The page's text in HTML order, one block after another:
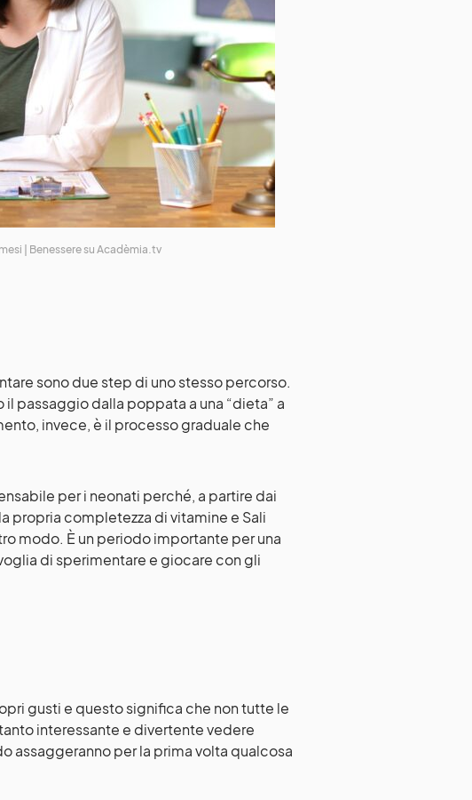
| Benessere su Acadèmia.tv
sono due step di uno stesso percorso.
passaggio dalla poppata a una “dieta” a
invece, è il processo graduale che
per i neonati perché, a partire dai
propria completezza di vitamine e Sali
modo. È un periodo importante per una
di sperimentare e giocare con gli
gusti e questo significa che non tutte le
interessante e divertente vedere
assaggeranno per la prima volta qualcosa